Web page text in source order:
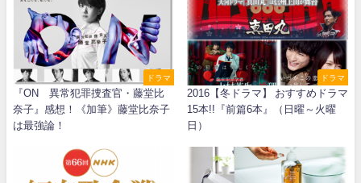
ドラマ
『ON 異常犯罪捜査官・藤堂比
奈子』感想！《加筆》藤堂比奈子
は最強論！
ドラマ
2016【冬ドラマ】 おすすめドラマ
15本!!『前篇6本』（日曜～火曜
日）